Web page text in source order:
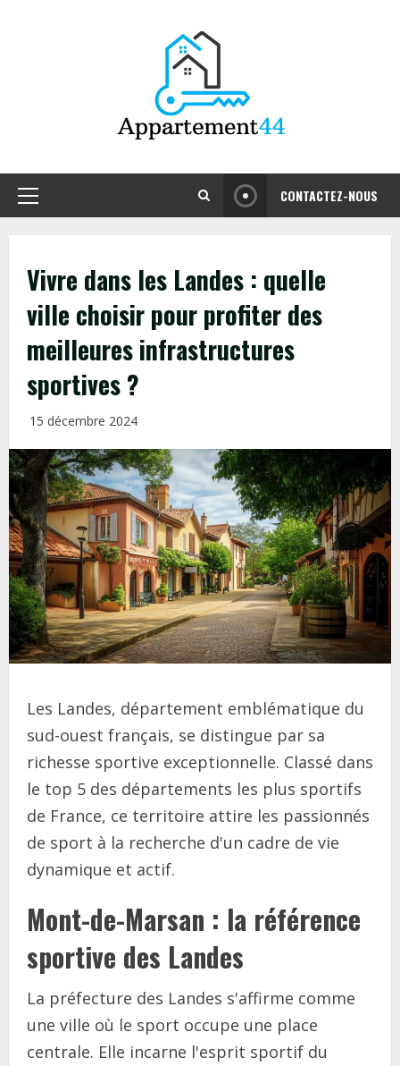
Primary
CONTACTEZ-NOUS
Vivre dans les Landes : quelle
ville choisir pour profiter des
meilleures infrastructures
sportives ?
15 décembre 2024
Les Landes, département emblématique du
sud-ouest français, se distingue par sa
richesse sportive exceptionnelle. Classé dans
le top 5 des départements les plus sportifs
de France, ce territoire attire les passionnés
de sport à la recherche d'un cadre de vie
dynamique et actif.
Mont-de-Marsan : la référence
sportive des Landes
La préfecture des Landes s'affirme comme
une ville où le sport occupe une place
centrale. Elle incarne l'esprit sportif du